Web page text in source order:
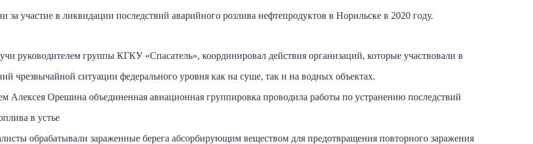
за участие в ликвидации последствий аварийного розлива нефтепродуктов в Норильске в 2020 году.
руководителем группы КГКУ «Спасатель», координировал действия организаций, которые участвовали в
чрезвычайной ситуации федерального уровня как на суше, так и на водных объектах.
Алексея Орешина объединенная авиационная группировка проводила работы по устранению последствий
в устье
обрабатывали зараженные берега абсорбирующим веществом для предотвращения повторного заражения